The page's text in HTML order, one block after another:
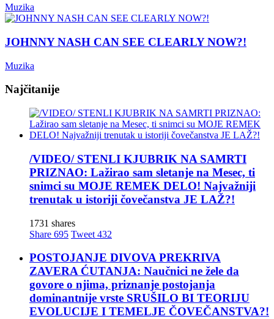
Muzika
JOHNNY NASH CAN SEE CLEARLY NOW?!
Muzika
Najčitanije
/VIDEO/ STENLI KJUBRIK NA SAMRTI
PRIZNAO: Lažirao sam sletanje na Mesec, ti
snimci su MOJE REMEK DELO! Najvažniji
trenutak u istoriji čovečanstva JE LAŽ?!
1731 shares
Share 695 Tweet 432
POSTOJANJE DIVOVA PREKRIVA
ZAVERA ĆUTANJA: Naučnici ne žele da
govore o njima, priznanje postojanja
dominantnije vrste SRUŠILO BI TEORIJU
EVOLUCIJE I TEMELJE ČOVEČANSTVA?!